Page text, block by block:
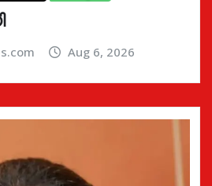
Aug 6, 2026